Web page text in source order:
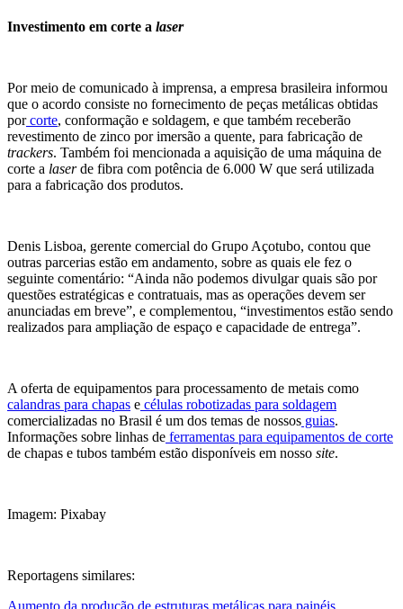
Investimento em corte a laser
Por meio de comunicado à imprensa, a empresa brasileira informou
que o acordo consiste no fornecimento de peças metálicas obtidas
porcorte, conformação e soldagem, e que também receberão
revestimento de zinco por imersão a quente, para fabricação de
trackers. Também foi mencionada a aquisição de uma máquina de
corte a laserde fibra com potência de 6.000 W que será utilizada
para a fabricação dos produtos.
Denis Lisboa, gerente comercial do Grupo Açotubo, contou que
outras parcerias estão em andamento, sobre as quais ele fez o
seguinte comentário: “Ainda não podemos divulgar quais são por
questões estratégicas e contratuais, mas as operações devem ser
anunciadas em breve”, e complementou, “investimentos estão sendo
realizados para ampliação de espaço e capacidade de entrega”.
A oferta de equipamentos para processamento de metais como
calandras para chapas e células robotizadas para soldagem
comercializadas no Brasil é um dos temas de nossos guias.
Informações sobre linhas de ferramentas para equipamentos de corte
de chapas e tubos também estão disponíveis em nosso site.
Imagem: Pixabay
Reportagens similares: